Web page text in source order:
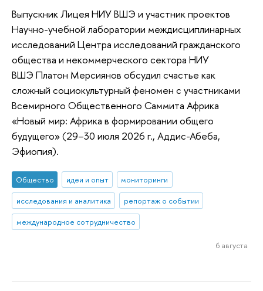
Выпускник Лицея НИУ ВШЭ и участник проектов
Научно-учебной лаборатории междисциплинарных
исследований Центра исследований гражданского
общества и некоммерческого сектора НИУ
ВШЭ Платон Мерсиянов обсудил счастье как
сложный социокультурный феномен с участниками
Всемирного Общественного Саммита Африка
«Новый мир: Африка в формировании общего
будущего» (29–30 июля 2026 г., Аддис-Абеба,
Эфиопия).
Общество идеи и опыт
мониторинги
исследования и аналитика
репортаж о событии
международное сотрудничество
6 августа